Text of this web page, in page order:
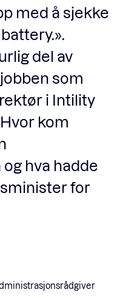
med å sjekke
del av
som
i Intility
kom
hva hadde
for